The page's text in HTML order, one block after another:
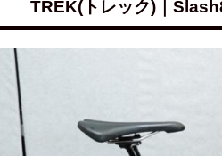
TREK(トレック)｜